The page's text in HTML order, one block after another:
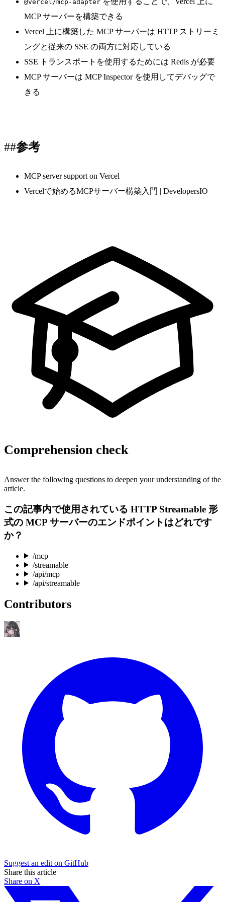
@vercel/mcp-adapter
MCP サーバーを構築できる
Vercel 上に構築した MCP サーバーは HTTP ストリーミ
ングと従来の SSE の両方に対応している
SSE トランスポートを使用するためには Redis が必要
MCP サーバーは MCP Inspector を使用してデバッグで
きる
参考
MCP server support on Vercel
Vercelで始めるMCPサーバー構築入門 | DevelopersIO
Comprehension check
Answer the following questions to deepen your understanding of the
article.
この記事内で使用されている HTTP Streamable 形
式の MCP サーバーのエンドポイントはどれです
か？
/mcp
/streamable
/api/mcp
/api/streamable
Contributors
Suggest an edit on GitHub
Share this article
Share on X